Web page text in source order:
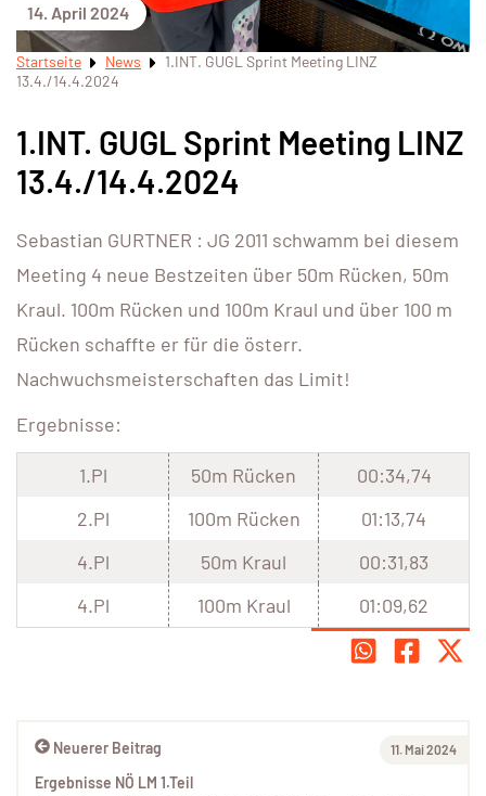
14. April 2024
Startseite News
1.INT. GUGL Sprint Meeting LINZ
13.4./14.4.2024
1.INT. GUGL Sprint Meeting LINZ
13.4./14.4.2024
Sebastian GURTNER : JG 2011 schwamm bei diesem
Meeting 4 neue Bestzeiten über 50m Rücken, 50m
Kraul. 100m Rücken und 100m Kraul und über 100 m
Rücken schaffte er für die österr.
Nachwuchsmeisterschaften das Limit!
Ergebnisse:
1.Pl 50m Rücken
00:34,74
2.Pl
100m Rücken
01:13,74
4.Pl
50m Kraul
00:31,83
4.Pl
100m Kraul 01:09,62
Neuerer Beitrag 11. Mai 2024
Ergebnisse NÖ LM 1.Teil